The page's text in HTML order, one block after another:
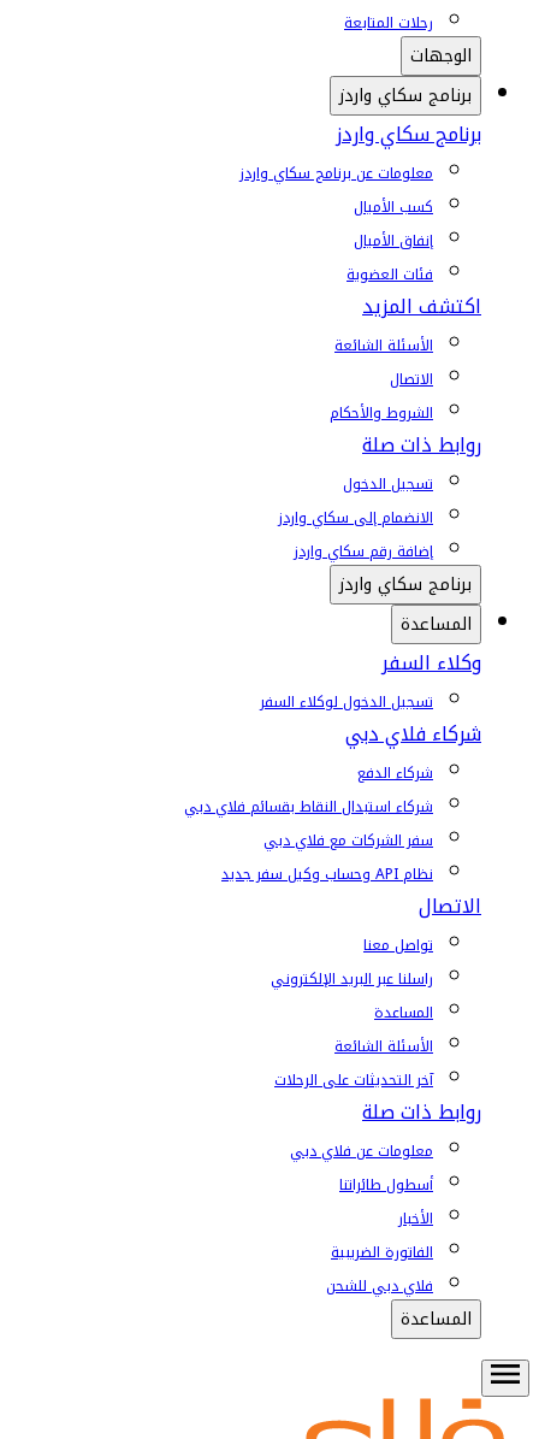
رحلات المتابعة
الوجهات
برنامج سكاي واردز
برنامج سكاي واردز
معلومات عن برنامج سكاي واردز
كسب الأميال
إنفاق الأميال
فئات العضوية
اكتشف المزيد
الأسئلة الشائعة
الاتصال
الشروط والأحكام
روابط ذات صلة
تسجيل الدخول
الانضمام إلى سكاي واردز
إضافة رقم سكاي واردز
برنامج سكاي واردز
المساعدة
وكلاء السفر
تسجيل الدخول لوكلاء السفر
شركاء فلاي دبي
شركاء الدفع
شركاء استبدال النقاط بقسائم فلاي دبي
سفر الشركات مع فلاي دبي
نظام API وحساب وكيل سفر جديد
الاتصال
تواصل معنا
راسلنا عبر البريد الإلكتروني
المساعدة
الأسئلة الشائعة
آخر التحديثات على الرحلات
روابط ذات صلة
معلومات عن فلاي دبي
أسطول طائراتنا
الأخبار
الفاتورة الضريبية
فلاي دبي للشحن
المساعدة